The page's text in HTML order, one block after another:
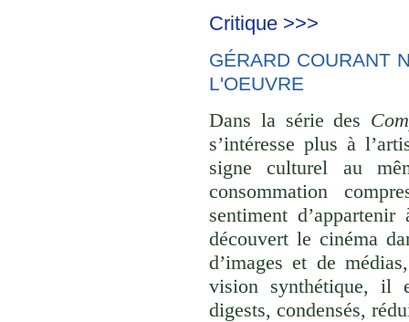
Critique >>>
GÉRARD COURANT
L'OEUVRE
Dans la série des
s’intéresse plus à
signe culturel au
consommation
sentiment
découvert le cinéma
d’images et de
vision synthétique, il
digests, condensés,